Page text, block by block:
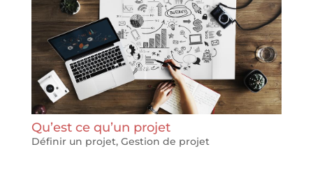
Qu’est ce qu’un projet
Définir un projet, Gestion de projet